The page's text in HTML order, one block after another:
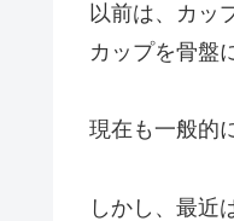
以前は、カッ
カップを骨盤
現在も一般的
しかし、最近